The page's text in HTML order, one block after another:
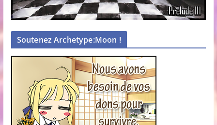
Soutenez Archetype:Moon !